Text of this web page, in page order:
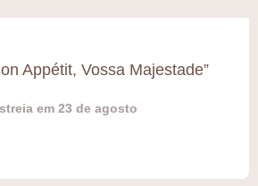
Appétit, Vossa Majestade”
em 23 de agosto